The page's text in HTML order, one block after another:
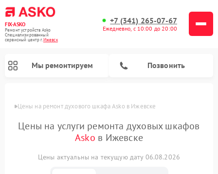
FIX-ASKO
Ремонт устройств Asko
Специализированный
cервисный центр г.Ижевск
+7 (341) 265-07-67
Ежедневно, с 10:00 до 20:00
Мы ремонтируем Позвонить
Цены на ремонт духового шкафа Asko в Ижевске
Цены на услуги ремонта духовых шкафов
Asko в Ижевске
Цены актуальны на текущую дату 06.08.2026